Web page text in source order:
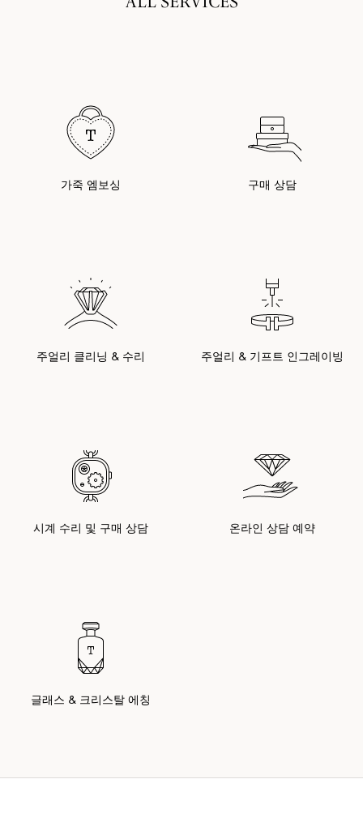
가죽 엠보싱 구매 상담
주얼리 클리닝 & 수리 주얼리 & 기프트 인그레이빙
시계 수리 및 구매 상담 온라인 상담 예약
글래스 & 크리스탈 에칭